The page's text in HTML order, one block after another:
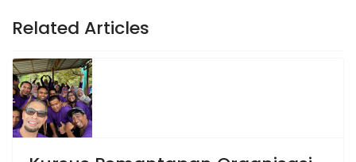
Related Articles